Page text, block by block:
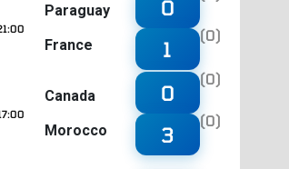
Paraguay
France
0
1
(0)
Canada
Morocco
0
(0)
3
(0)